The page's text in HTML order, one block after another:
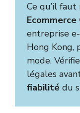
Ce qu’il
Ecommerce
entreprise
Hong Kong,
mode.
légales
fiabilité du